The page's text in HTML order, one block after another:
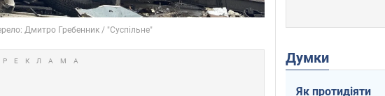
Думки
Як протидіяти